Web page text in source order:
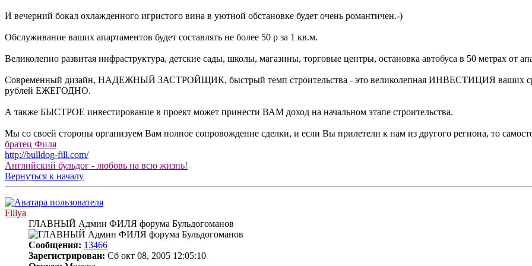
И вечерний бокал охлажденного игристого вина в уютной обстановке будет очень романтичен.-)
Обслуживание ваших апартаментов будет составлять не более 50 р за 1 кв.м.
Великолепно развитая инфраструктура, детские сады, школы, магазины, торговые центры, остановка автобуса в 50 метрах от
Современный дизайн, НАДЕЖНЫЙ ЗАСТРОЙЩИК, быстрый темп строительства - это великолепная ИНВЕСТИЦИЯ ваших
рублей ЕЖЕГОДНО.
А также БЫСТРОЕ инвестирование в проект может принести ВАМ доход на начальном этапе строительства.
Мы со своей стороны организуем Вам полное сопровождение сделки, и если Вы прилетели к нам из другого региона, то
братец Филя
http://bulldog-fill.com/
Английский бульдог - любовь на всю жизнь!
Вернуться к началу
Fillya
ГЛАВНЫЙ Админ ФИЛЯ форума Бульдогоманов
Сообщения: 13466
Зарегистрирован: Сб окт 08, 2005 12:05:10